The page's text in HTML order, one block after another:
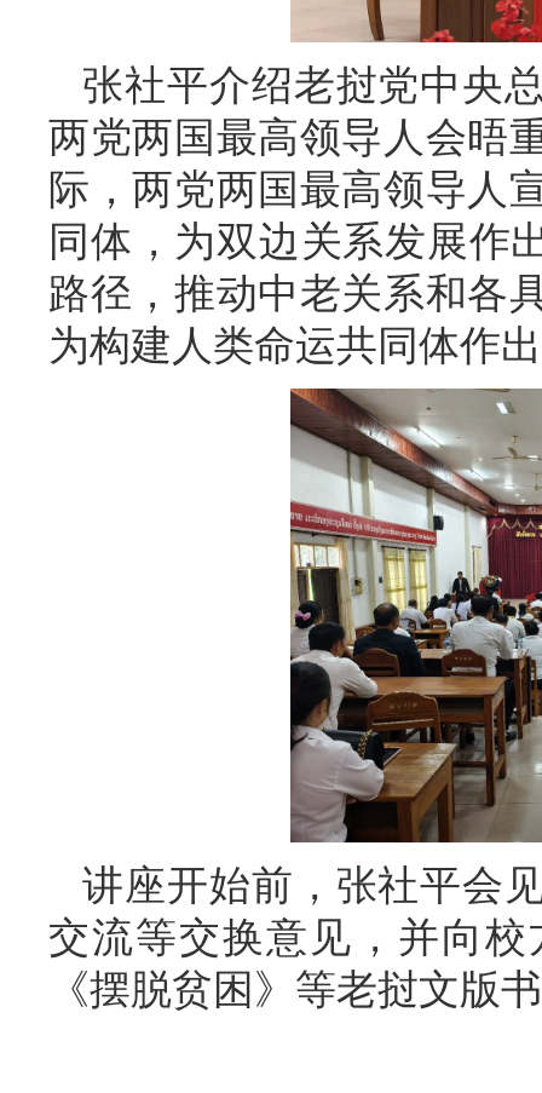
张社平介绍老挝党中央
两党两国最高领导人会晤
际，两党两国最高领导人
同体，为双边关系发展作
路径，推动中老关系和各
为构建人类命运共同体作
讲座开始前，张社平会
交流等交换意见，并向
《摆脱贫困》等老挝文版